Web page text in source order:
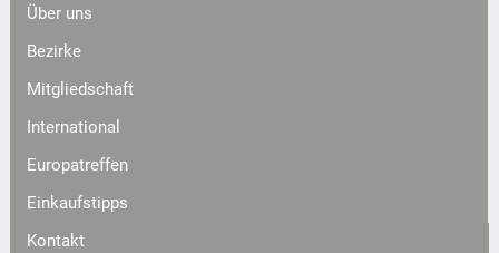
Über uns
Bezirke
Mitgliedschaft
International
Europatreffen
Einkaufstipps
Kontakt